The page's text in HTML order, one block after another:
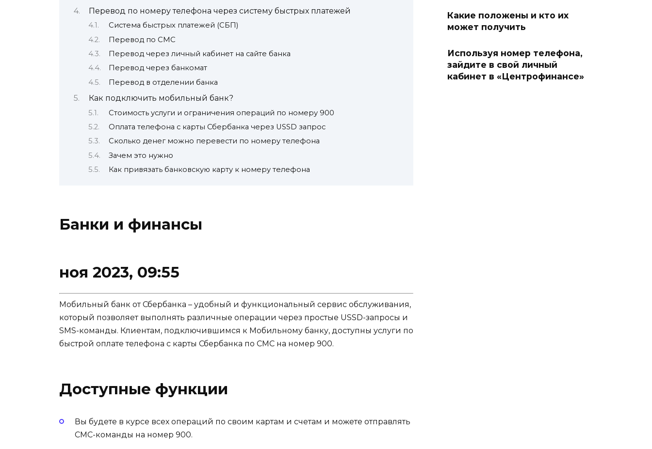
Перевод по номеру телефона через систему быстрых платежей
Система быстрых платежей (СБП)
Перевод по СМС
Перевод через личный кабинет на сайте банка
Перевод через банкомат
Перевод в отделении банка
Как подключить мобильный банк?
Стоимость услуги и ограничения операций по номеру 900
Оплата телефона с карты Сбербанка через USSD запрос
Сколько денег можно перевести по номеру телефона
Зачем это нужно
Как привязать банковскую карту к номеру телефона
Банки и финансы
ноя 2023, 09:55
Мобильный банк от Сбербанка – удобный и функциональный сервис обслуживания,
который позволяет выполнять различные операции через простые USSD-запросы и
SMS-команды. Клиентам, подключившимся к Мобильному банку, доступны услуги по
быстрой оплате телефона с карты Сбербанка по СМС на номер 900.
Доступные функции
Вы будете в курсе всех операций по своим картам и счетам и можете отправлять
СМС-команды на номер 900.
Какие положены и кто их
может получить
Используя номер телефона,
зайдите в свой личный
кабинет в «Центрофинансе»